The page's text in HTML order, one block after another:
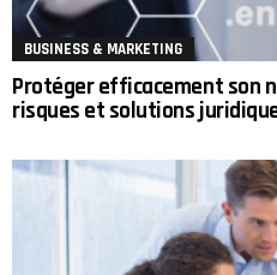
BUSINESS & MARKETING
Protéger efficacement son
risques et solutions